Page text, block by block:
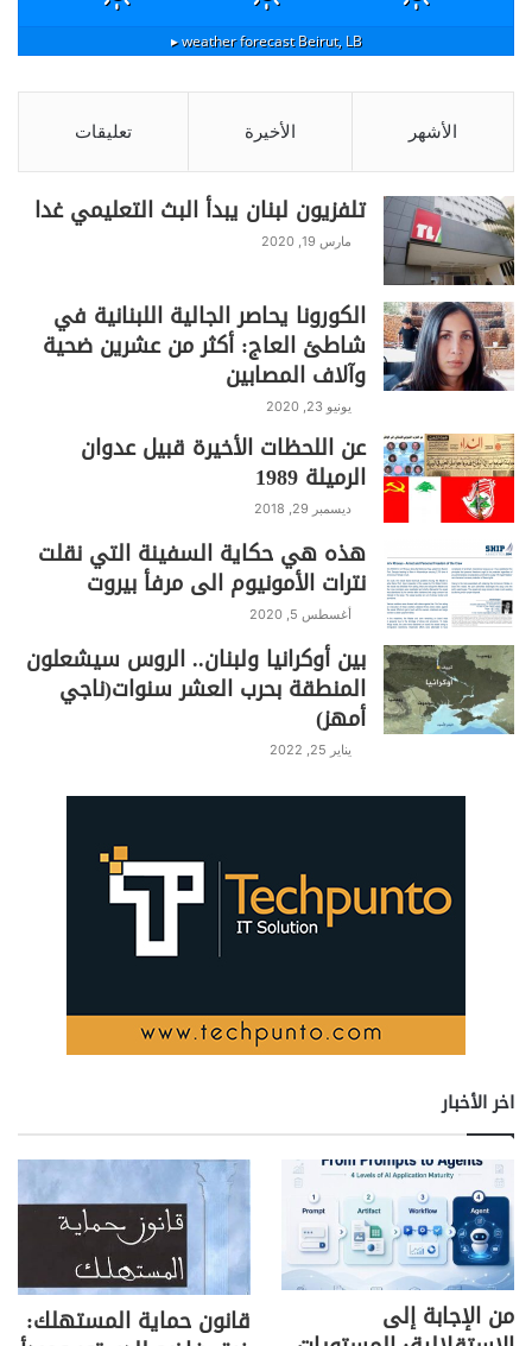
Beirut, LB
weather forecast ▸
الأشهر الأخيرة تعليقات
تلفزيون لبنان يبدأ البث التعليمي غدا
مارس 19, 2020
الكورونا يحاصر الجالية اللبنانية في
شاطئ العاج: أكثر من عشرين ضحية
وآلاف المصابين
يونيو 23, 2020
عن اللحظات الأخيرة قبيل عدوان
الرميلة 1989
ديسمبر 29, 2018
هذه هي حكاية السفينة التي نقلت
نترات الأمونيوم الى مرفأ بيروت
أغسطس 5, 2020
بين أوكرانيا ولبنان.. الروس سيشعلون
المنطقة بحرب العشر سنوات(ناجي
أمهز)
يناير 25, 2022
اخر الأخبار
من الإجابة إلى قانون حماية المستهلك: